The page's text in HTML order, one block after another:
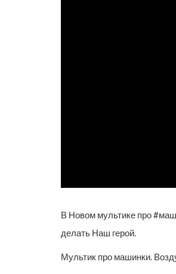
В Новом мультике про
делать Наш герой.
Мультик про машинки.